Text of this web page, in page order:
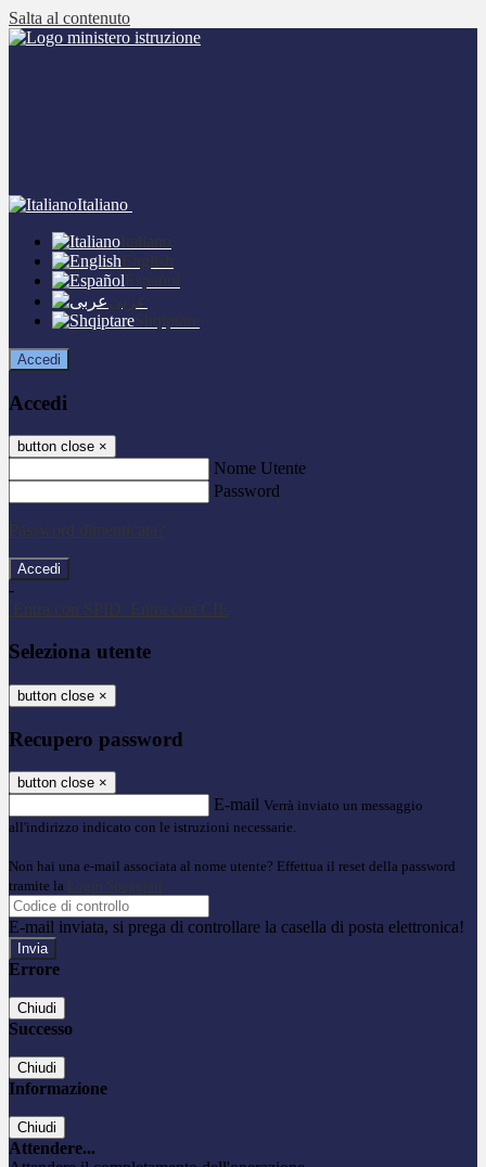
Salta al contenuto
Italiano
Italiano
English
Español
عربى
Shqiptare
Accedi
Accedi
button close ×
Nome Utente
Password
Password dimenticata?
-
Entra con SPID
Entra con CIE
Seleziona utente
button close ×
Recupero password
button close ×
E-mail Verrà inviato un messaggio
all'indirizzo indicato con le istruzioni necessarie.
Non hai una e-mail associata al nome utente? Effettua il reset della password
tramite la Login Spaggiari
E-mail inviata, si prega di controllare la casella di posta elettronica!
Errore
Chiudi
Successo
Chiudi
Informazione
Chiudi
Attendere...